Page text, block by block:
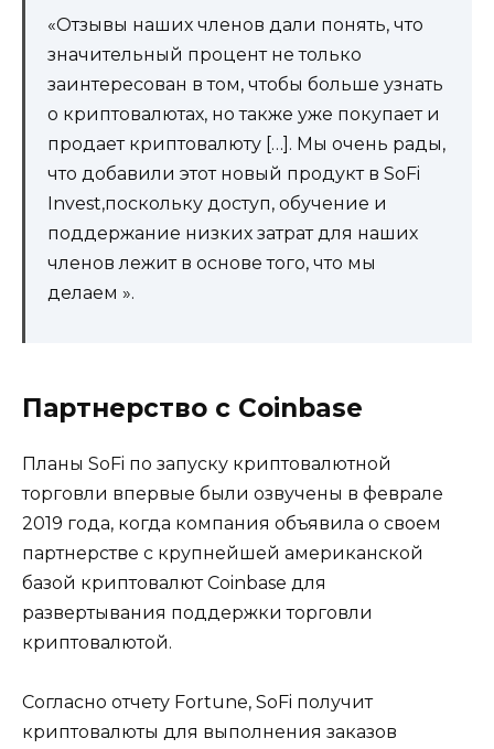
«Отзывы наших членов дали понять, что
значительный процент не только
заинтересован в том, чтобы больше узнать
о криптовалютах, но также уже покупает и
продает криптовалюту […]. Мы очень рады,
что добавили этот новый продукт в SoFi
Invest,поскольку доступ, обучение и
поддержание низких затрат для наших
членов лежит в основе того, что мы
делаем ».
Партнерство с Coinbase
Планы SoFi по запуску криптовалютной
торговли впервые были озвучены в феврале
2019 года, когда компания объявила о своем
партнерстве с крупнейшей американской
базой криптовалют Coinbase для
развертывания поддержки торговли
криптовалютой.
Согласно отчету Fortune, SoFi получит
криптовалюты для выполнения заказов